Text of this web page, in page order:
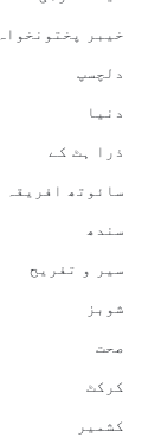
خیبر پختونخواہ
دلچسپ
دنیا
ذرا ہٹ کے
سائوتھ افریقہ
سندھ
سیر و تفریح
شوبز
صحت
کرکٹ
کشمیر